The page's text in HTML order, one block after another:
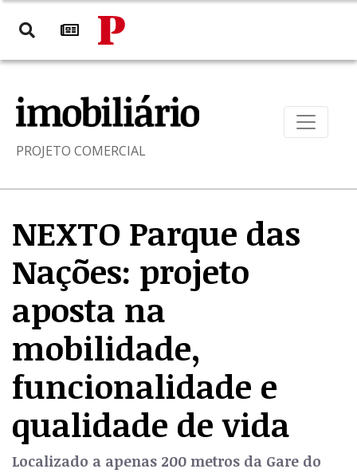
PROJETO COMERCIAL
NEXTO Parque das
Nações: projeto
aposta na
mobilidade,
funcionalidade e
qualidade de vida
Localizado a apenas 200 metros da Gare do